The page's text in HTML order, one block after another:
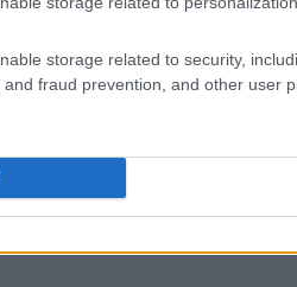
storage related to security,
fraud prevention, and other user